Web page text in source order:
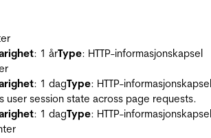
: 1 årType: HTTP-informasjonskapsel
: 1 dagType: HTTP-informasjonskapsel
user session state across page requests.
: 1 dagType: HTTP-informasjonskapsel